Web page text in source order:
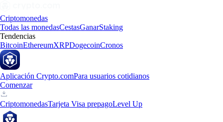
Criptomonedas
Todas las monedasCestasGanarStaking
Tendencias
BitcoinEthereumXRPDogecoinCronos
Aplicación Crypto.comPara usuarios cotidianos
Comenzar
CriptomonedasTarjeta Visa prepagoLevel Up